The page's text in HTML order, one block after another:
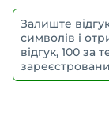
Залиште
символів і
відгук, 100 за